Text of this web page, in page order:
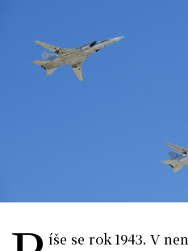
íše se rok 1943. V